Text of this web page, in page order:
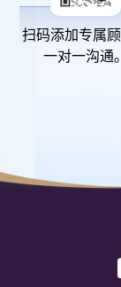
扫码添加专属顾
一对一沟通。